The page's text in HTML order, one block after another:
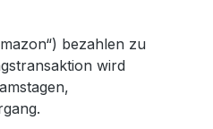
bezahlen zu
wird